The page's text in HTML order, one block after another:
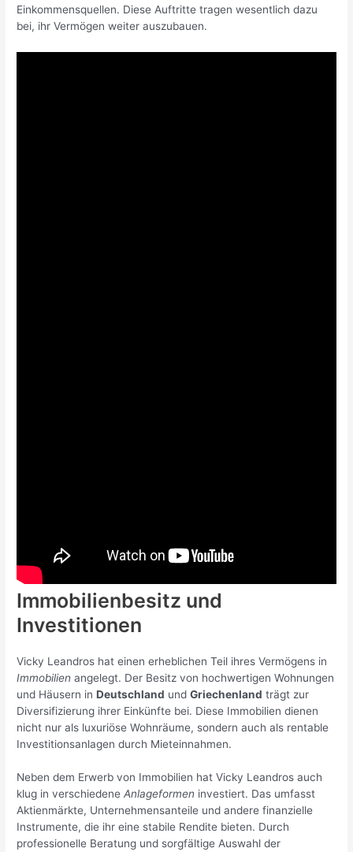
Einkommensquellen. Diese Auftritte tragen wesentlich dazu
bei, ihr Vermögen weiter auszubauen.
Immobilienbesitz und
Investitionen
Vicky Leandros hat einen erheblichen Teil ihres Vermögens in
Immobilien angelegt. Der Besitz von hochwertigen Wohnungen
und Häusern inDeutschland undGriechenland trägt zur
Diversifizierung ihrer Einkünfte bei. Diese Immobilien dienen
nicht nur als luxuriöse Wohnräume, sondern auch als rentable
Investitionsanlagen durch Mieteinnahmen.
Neben dem Erwerb von Immobilien hat Vicky Leandros auch
klug in verschiedeneAnlageformen investiert. Das umfasst
Aktienmärkte, Unternehmensanteile und andere finanzielle
Instrumente, die ihr eine stabile Rendite bieten. Durch
professionelle Beratung und sorgfältige Auswahl der